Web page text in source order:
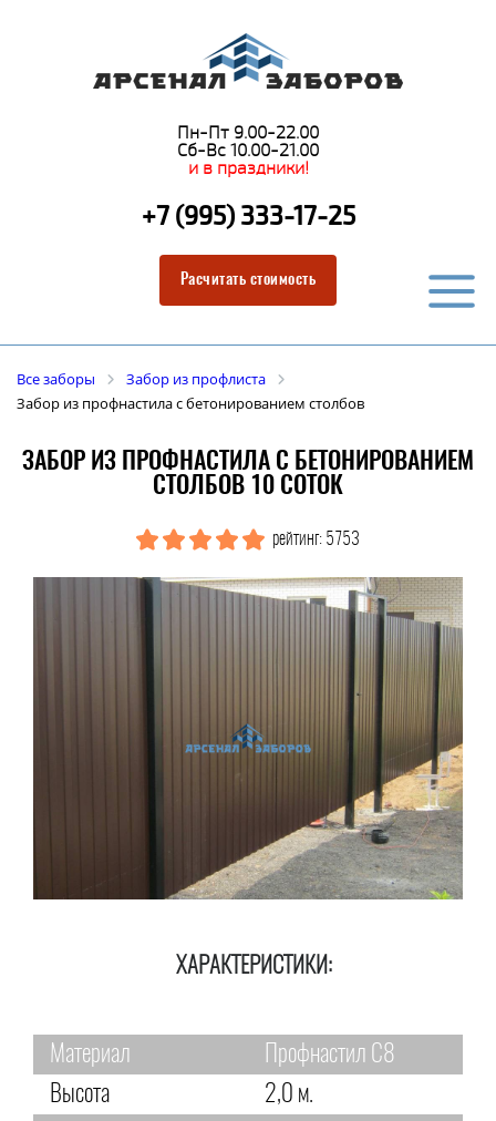
Пн-Пт 9.00-22.00
Сб-Вс 10.00-21.00
и в праздники!
+7 (995) 333-17-25
Расчитать стоимость
Все заборы
Забор из профлиста
Забор из профнастила с бетонированием столбов
ЗАБОР ИЗ ПРОФНАСТИЛА С БЕТОНИРОВАНИЕМ
СТОЛБОВ 10 СОТОК
рейтинг: 5753
ХАРАКТЕРИСТИКИ:
Материал
Профнастил С8
Высота
2,0 м.